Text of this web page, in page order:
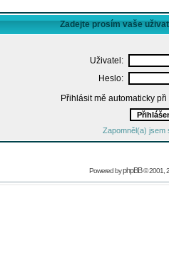
Zadejte prosím vaše
Uživatel:
Heslo:
Přihlásit mě automaticky
Zapomněl(a) jsem
Powered byphpBB© 2001,